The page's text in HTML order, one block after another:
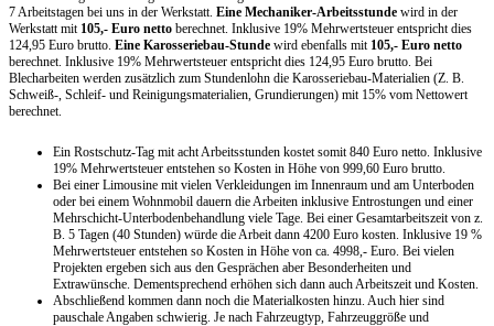
7 Arbeitstagen bei uns in der Werkstatt. Eine Mechaniker-Arbeitsstunde wird in der
Werkstatt mit 105,- Euro netto berechnet. Inklusive 19% Mehrwertsteuer entspricht dies
124,95 Euro brutto. Eine Karosseriebau-Stunde wird ebenfalls mit 105,- Euro netto
berechnet. Inklusive 19% Mehrwertsteuer entspricht dies 124,95 Euro brutto. Bei
Blecharbeiten werden zusätzlich zum Stundenlohn die Karosseriebau-Materialien (Z. B.
Schweiß-, Schleif- und Reinigungsmaterialien, Grundierungen) mit 15% vom Nettowert
berechnet.
Ein Rostschutz-Tag mit acht Arbeitsstunden kostet somit 840 Euro netto. Inklusive
19% Mehrwertsteuer entstehen so Kosten in Höhe von 999,60 Euro brutto.
Bei einer Limousine mit vielen Verkleidungen im Innenraum und am Unterboden
oder bei einem Wohnmobil dauern die Arbeiten inklusive Entrostungen und einer
Mehrschicht-Unterbodenbehandlung viele Tage. Bei einer Gesamtarbeitszeit von z.
B. 5 Tagen (40 Stunden) würde die Arbeit dann 4200 Euro kosten. Inklusive 19 %
Mehrwertsteuer entstehen so Kosten in Höhe von ca. 4998,- Euro. Bei vielen
Projekten ergeben sich aus den Gesprächen aber Besonderheiten und
Extrawünsche. Dementsprechend erhöhen sich dann auch Arbeitszeit und Kosten.
Abschließend kommen dann noch die Materialkosten hinzu. Auch hier sind
pauschale Angaben schwierig. Je nach Fahrzeugtyp, Fahrzeuggröße und